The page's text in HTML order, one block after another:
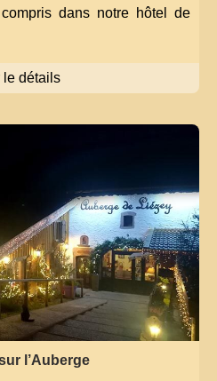
dans notre hôtel de
le détails
l’Auberge